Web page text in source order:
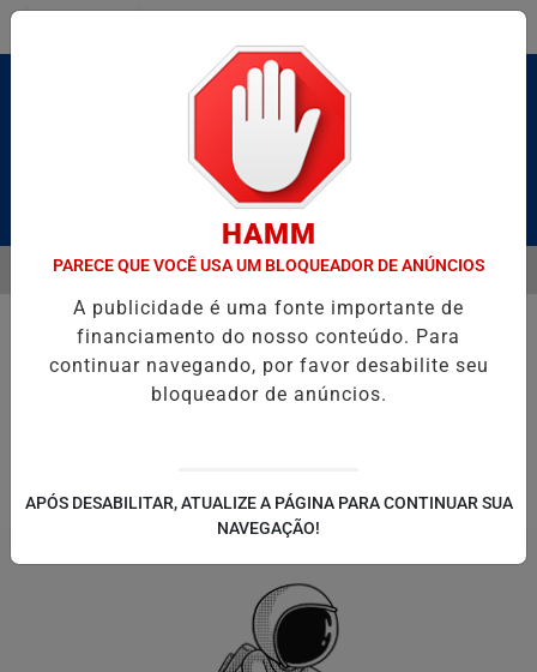
Pesquisar Notícia
HOMENAGEIA UZIEL BUENO NO TERRAÇO MINEIRO
EM ALTA
MENU
HAMM
PARECE QUE VOCÊ USA UM BLOQUEADOR DE ANÚNCIOS
A publicidade é uma fonte importante de
financiamento do nosso conteúdo. Para
continuar navegando, por favor desabilite seu
bloqueador de anúncios.
APÓS DESABILITAR, ATUALIZE A PÁGINA PARA CONTINUAR SUA
NAVEGAÇÃO!